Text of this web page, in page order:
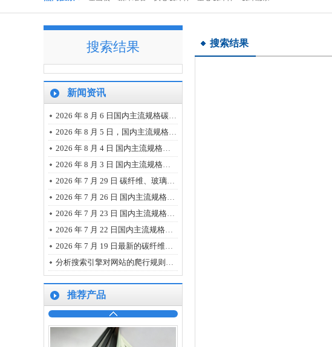
搜索结果
新闻资讯
2026 年 8 月 6 日国内主流规格碳纤维、玻璃纤维、树脂市场报价
2026 年 8 月 5 日，国内主流规格碳纤维、玻璃纤维、树脂市场报价
2026 年 8 月 4 日 国内主流规格的碳纤维、玻璃纤维、树脂市场报价
2026 年 8 月 3 日 国内主流规格的碳纤维、玻璃纤维、树脂市场报价
2026 年 7 月 29 日 碳纤维、玻璃纤维、树脂主流规格最新市场报价
2026 年 7 月 26 日 国内主流规格的碳纤维、玻璃纤维、树脂市场报价
2026 年 7 月 23 日 国内主流规格的碳纤维、玻璃纤维、树脂市场报价
2026 年 7 月 22 日国内主流规格碳纤维、玻璃纤维、树脂的最新市场报价
2026 年 7 月 19 日最新的碳纤维、玻璃纤维、树脂主流规格市场报价
分析搜索引擎对网站的爬行规则有哪些方面？
推荐产品
多色登山杖可定制
碳纤维管
碳纤维管展示
搜索结果